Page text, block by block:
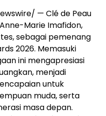
— Clé de Peau
Marie Imafidon,
sebagai pemenang
2026. Memasuki
ini mengapresiasi
menjadi
untuk
muda, serta
masa depan.